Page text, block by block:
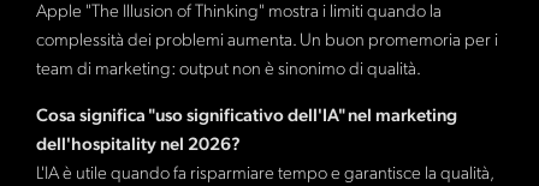
Apple "The Illusion of Thinking" mostra i limiti quando la
complessità dei problemi aumenta. Un buon promemoria per i
team di marketing: output non è sinonimo di qualità.
Cosa significa "uso significativo dell'IA" nel marketing
dell'hospitality nel 2026?
L'IA è utile quando fa risparmiare tempo e garantisce la qualità,